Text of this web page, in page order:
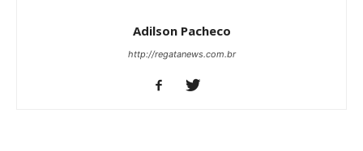
Adilson Pacheco
http://regatanews.com.br